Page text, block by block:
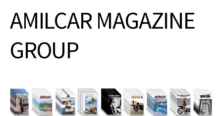
AMILCAR MAGAZINE
GROUP